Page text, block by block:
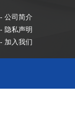
- 公司简介
- 隐私声明
- 加入我们